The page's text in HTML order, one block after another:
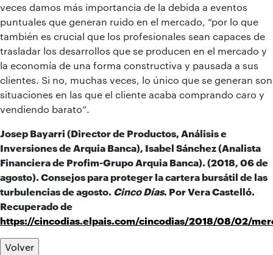
veces damos más importancia de la debida a eventos
puntuales que generan ruido en el mercado, “por lo que
también es crucial que los profesionales sean capaces de
trasladar los desarrollos que se producen en el mercado y
la economía de una forma constructiva y pausada a sus
clientes. Si no, muchas veces, lo único que se generan son
situaciones en las que el cliente acaba comprando caro y
vendiendo barato”.
Josep Bayarri (Director de Productos, Análisis e
Inversiones de Arquia Banca), Isabel Sánchez (Analista
Financiera de Profim-Grupo Arquia Banca). (2018, 06 de
agosto). Consejos para proteger la cartera bursátil de las
turbulencias de agosto. Cinco Días. Por Vera Castelló.
Recuperado de
https://cincodias.elpais.com/cincodias/2018/08/02/
Volver